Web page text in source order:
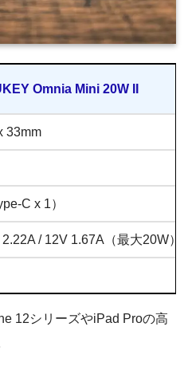
Omnia Mini 20W II
33mm
C x 1）
/ 12V 1.67A（最大20W）
12シリーズやiPad Proの高